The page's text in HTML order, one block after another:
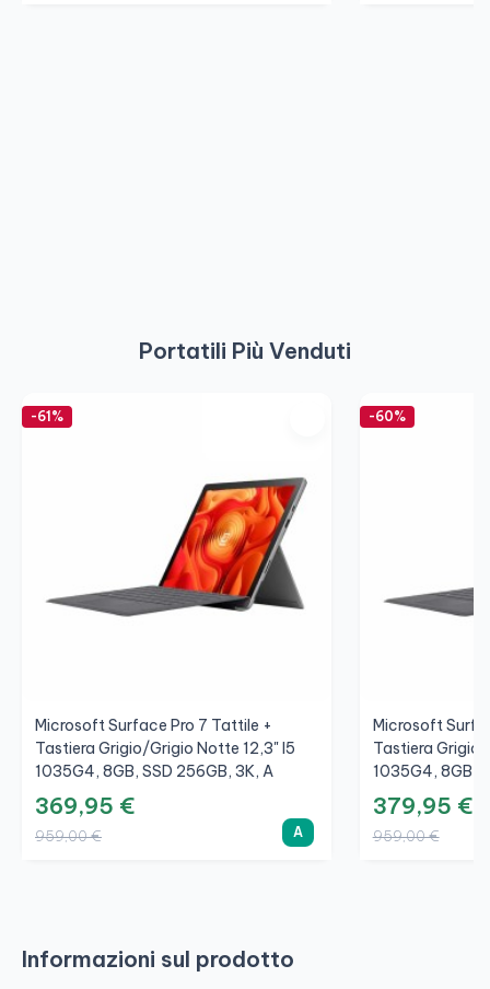
Portatili Più Venduti
-61%
Microsoft Surface Pro 7 Tattile +
Tastiera Grigio/Grigio Notte 12,3" I5
1035G4, 8GB, SSD 256GB, 3K, A
369,95 €
959,00 € A
-60%
Microsoft
Tastiera
1035G4, 8GB,
379,95 €
959,00 €
Informazioni sul prodotto